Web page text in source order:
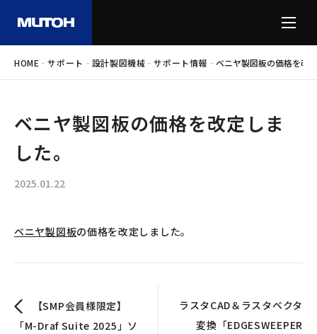
HOME -サポート - 設計製図機械 -サポート情報 -ベニヤ製図板の価格を改
ベニヤ製図板の価格を改定しま
した。
2025.01.22
ベニヤ製図板の価格を改定しました。
【SMP会員様限定】
「M-Draf Suite 2025」ソ
ラスタCAD＆ラスタベクタ
変換「EDGESWEEPER